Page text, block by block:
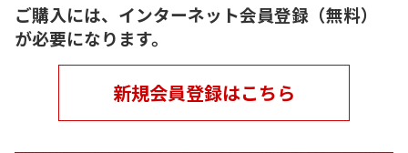
ご購入には、インターネット会員登録（無料）
が必要になります。
新規会員登録はこちら